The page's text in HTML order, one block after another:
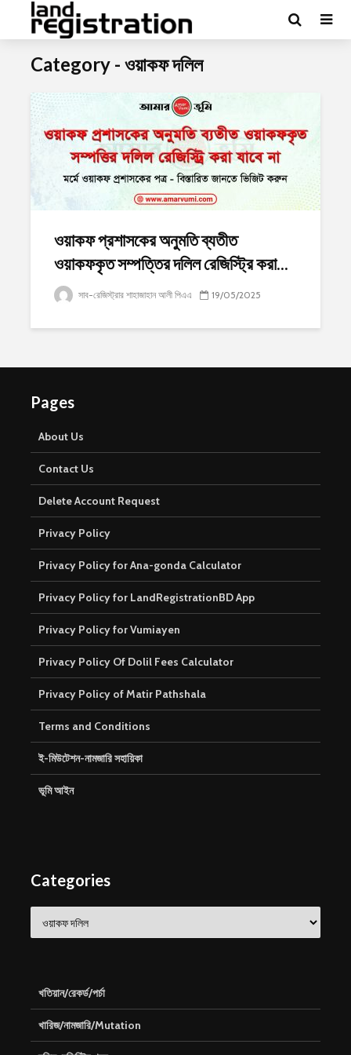
Category - ওয়াকফ দলিল
ওয়াকফ প্রশাসকের অনুমতি ব্যতীত
ওয়াকফকৃত সম্পত্তির দলিল রেজিস্ট্রি করা...
সাব-রেজিস্ট্রার শাহাজাহান আলী পিএএ 19/05/2025
Pages
About Us
Contact Us
Delete Account Request
Privacy Policy
Privacy Policy for Ana-gonda Calculator
Privacy Policy for LandRegistrationBD App
Privacy Policy for Vumiayen
Privacy Policy Of Dolil Fees Calculator
Privacy Policy of Matir Pathshala
Terms and Conditions
ই-মিউটেশন-নামজারি সহায়িকা
ভূমি আইন
Categories
খতিয়ান/রেকর্ড/পর্চা
খারিজ/নামজারি/Mutation